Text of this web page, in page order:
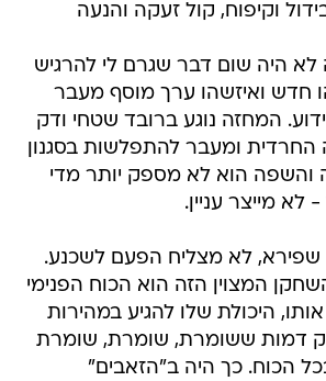
וקיפוח, קול זעקה והנעה
היה שום דבר שגרם לי להרגיש
חדש ואיזשהו ערך מוסף מעבר
המחזה נוגע ברובד שטחי ודק
ומעבר להתפלשות בסגנון
והשפה הוא לא מספק יותר מדי
מייצר עניין.
שפירא, לא מצליח הפעם לשכנע.
המצוין הזה הוא הכוח הפנימי
היכולת שלו להגיע במהירות
וליצוק דמות ששומרת, שומרת, שומרת
הכוח. כך היה ב"הזאבים"